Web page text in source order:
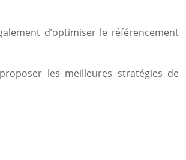
d’optimiser le référencement
les meilleures stratégies de